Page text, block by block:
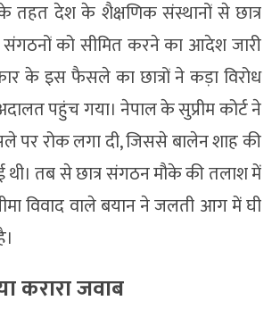
के तहत देश के शैक्षणिक संस्थानों से छात्र
संगठनों को सीमित करने का आदेश जारी
के इस फैसले का छात्रों ने कड़ा विरोध
पहुंच गया। नेपाल के सुप्रीम कोर्ट ने
रोक लगा दी, जिससे बालेन शाह की
थी। तब से छात्र संगठन मौके की तलाश में
विवाद वाले बयान ने जलती आग में घी
करारा जवाब